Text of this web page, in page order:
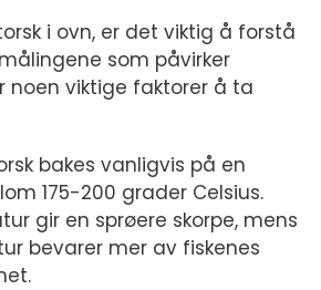
i ovn, er det viktig å forstå
som påvirker
noen viktige faktorer å ta
bakes vanligvis på en
175-200 grader Celsius.
gir en sprøere skorpe, mens
bevarer mer av fiskenes